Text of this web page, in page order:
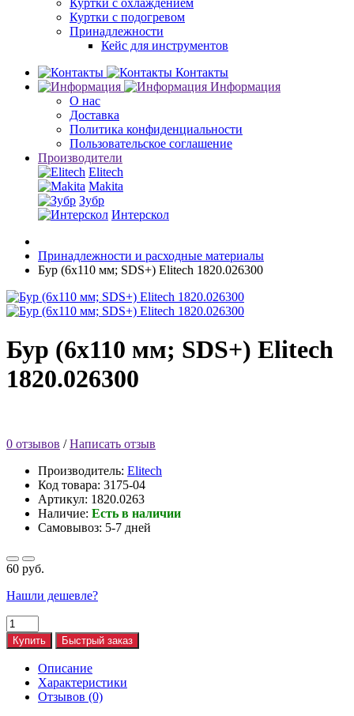
Куртки с подогревом
Принадлежности
Кейс для инструментов
Контакты
Информация
О нас
Доставка
Политика конфиденциальности
Пользовательское соглашение
Производители
Elitech
Makita
Зубр
Интерскол
Принадлежности и расходные материалы
Бур (6х110 мм; SDS+) Elitech 1820.026300
Бур (6х110 мм; SDS+) Elitech
1820.026300
0 отзывов /Написать отзыв
Производитель: Elitech
Код товара: 3175-04
Артикул: 1820.0263
Наличие: Есть в наличии
Самовывоз: 5-7 дней
60 руб.
Нашли дешевле?
Купить Быстрый заказ
Описание
Характеристики
Отзывов (0)